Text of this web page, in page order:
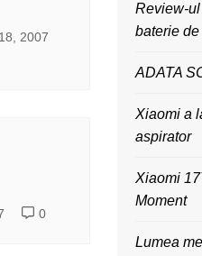
2007
0
Review-
baterie
ADATA
Xiaomi a
aspirator
Xiaomi
Moment
Lumea